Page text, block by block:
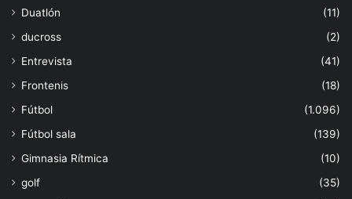
Duatlón
(11)
ducross
(2)
Entrevista
(41)
Frontenis
(18)
Fútbol
(1.096)
Fútbol sala
(139)
Gimnasia Rítmica
(10)
golf
(35)